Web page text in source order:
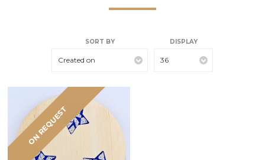
SORT BY
Created on
DISPLAY
36
ON REQUEST